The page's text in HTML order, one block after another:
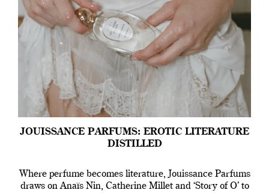
JOUISSANCE PARFUMS: EROTIC LITERATURE
DISTILLED
Where perfume becomes literature, Jouissance Parfums
draws on Anaïs Nin, Catherine Millet and ‘Story of O’ to